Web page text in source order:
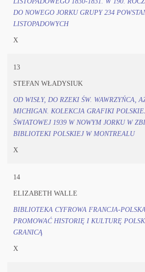
DO NOWEGO JORKU GRUPY 234
LISTOPADOWYCH
X
13
STEFAN WŁADYSIUK
OD WISŁY, DO RZEKI ŚW. WAWRZYŃCA,
MICHIGAN. KOLEKCJA GRAFIKI
ŚWIATOWEJ 1939 W NOWYM JORKU W
BIBLIOTEKI POLSKIEJ W MONTREALU
X
14
ELIZABETH WALLE
BIBLIOTEKA CYFROWA FRANCJA-
PROMOWAĆ HISTORIĘ I KULTURĘ
GRANICĄ
X